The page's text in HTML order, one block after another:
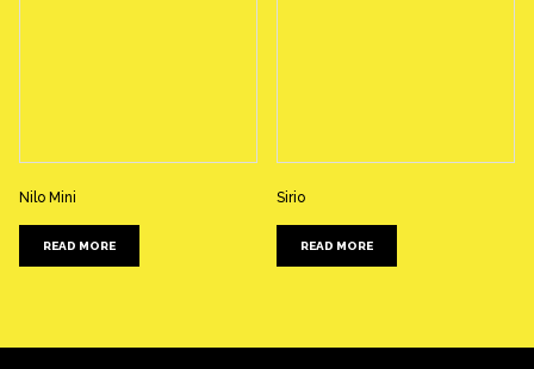
Nilo Mini
READ MORE
Sirio
READ MORE